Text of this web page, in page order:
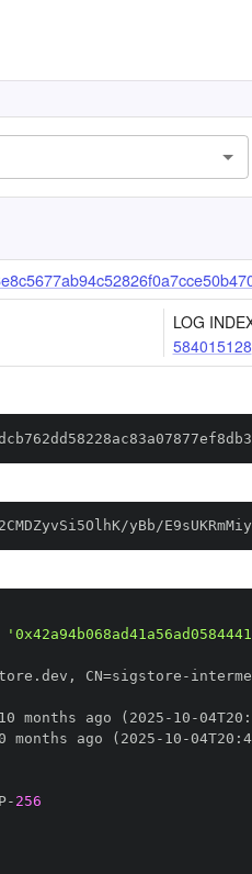
LOG
584015128
yBb/
, CN=sigstore -
months ago (2025 - 10 -04T20 :
months ago (2025 - 10 -04T20 :
- 256